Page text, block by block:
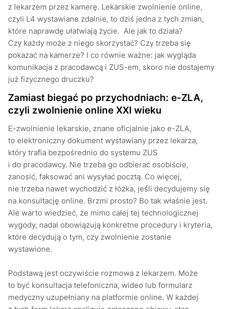
z lekarzem przez kamerę. Lekarskie zwolnienie online,
czyli L4 wystawiane zdalnie, to dziś jedna z tych zmian,
które naprawdę ułatwiają życie. Ale jak to działa?
Czy każdy może z niego skorzystać? Czy trzeba się
pokazać na kamerze? I co równie ważne: jak wygląda
komunikacja z pracodawcą i ZUS-em, skoro nie dostajemy
już fizycznego druczku?
Zamiast biegać po przychodniach: e-ZLA,
czyli zwolnienie online XXI wieku
E-zwolnienie lekarskie, znane oficjalnie jako e-ZLA,
to elektroniczny dokument wystawiany przez lekarza,
który trafia bezpośrednio do systemu ZUS
i do pracodawcy. Nie trzeba go odbierać osobiście,
zanosić, faksować ani wysyłać pocztą. Co więcej,
nie trzeba nawet wychodzić z łóżka, jeśli decydujemy się
na konsultację online. Brzmi prosto? Bo tak właśnie jest.
Ale warto wiedzieć, że mimo całej tej technologicznej
wygody, nadal obowiązują konkretne procedury i kryteria,
które decydują o tym, czy zwolnienie zostanie
wystawione.
Podstawą jest oczywiście rozmowa z lekarzem. Może
to być konsultacja telefoniczna, wideo lub formularz
medyczny uzupełniany na platformie online. W każdej